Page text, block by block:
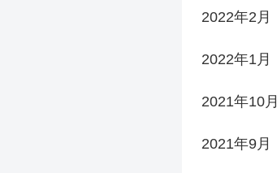
2022年2月
2022年1月
2021年10月
2021年9月